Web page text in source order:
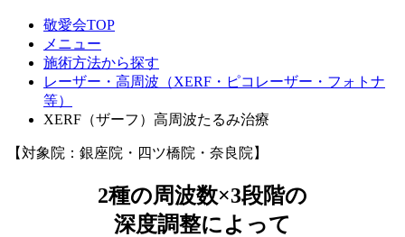
敬愛会TOP
メニュー
施術方法から探す
レーザー・高周波（XERF・ピコレーザー・フォトナ
等）
XERF（ザーフ）高周波たるみ治療
【対象院：銀座院・四ツ橋院・奈良院】
2種の周波数×3段階の
深度調整によって